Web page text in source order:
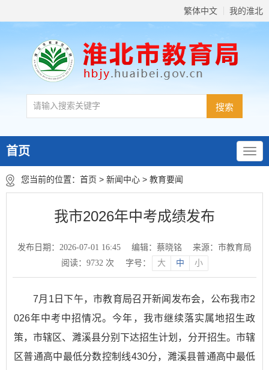
繁体中文 我的淮北
首页
您当前的位置： 首页 > 新闻中心 > 教育要闻
我市2026年中考成绩发布
发布日期：2026-07-01 16:45 编辑：蔡晓铭
来源：市教育局
阅读： 9732次 字号： 大 中 小
7月1日下午，市教育局召开新闻发布会，公布我市2
026年中考中招情况。今年，我市继续落实属地招生政
策，市辖区、濉溪县分别下达招生计划，分开招生。市辖
区普通高中最低分数控制线430分，濉溪县普通高中最低